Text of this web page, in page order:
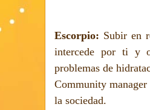
Escorpio: Subir en
intercede por ti y
problemas de
Community
la sociedad.